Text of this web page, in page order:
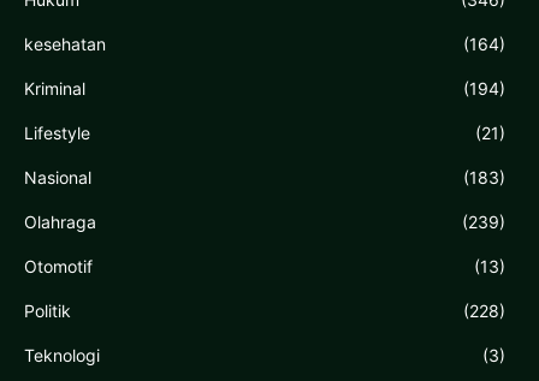
kesehatan (164)
Kriminal (194)
Lifestyle (21)
Nasional (183)
Olahraga (239)
Otomotif (13)
Politik (228)
Teknologi (3)